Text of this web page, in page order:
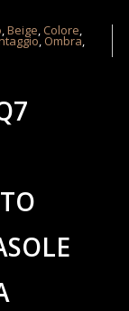
,Beige, Colore,
, Ombra,